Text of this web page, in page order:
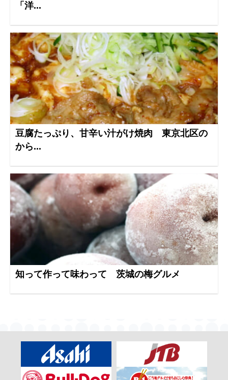
「洋...
豆腐たっぷり、甘辛い汁がけ焼肉 東京北区の
から...
知って作って味わって 茨城の梅グルメ